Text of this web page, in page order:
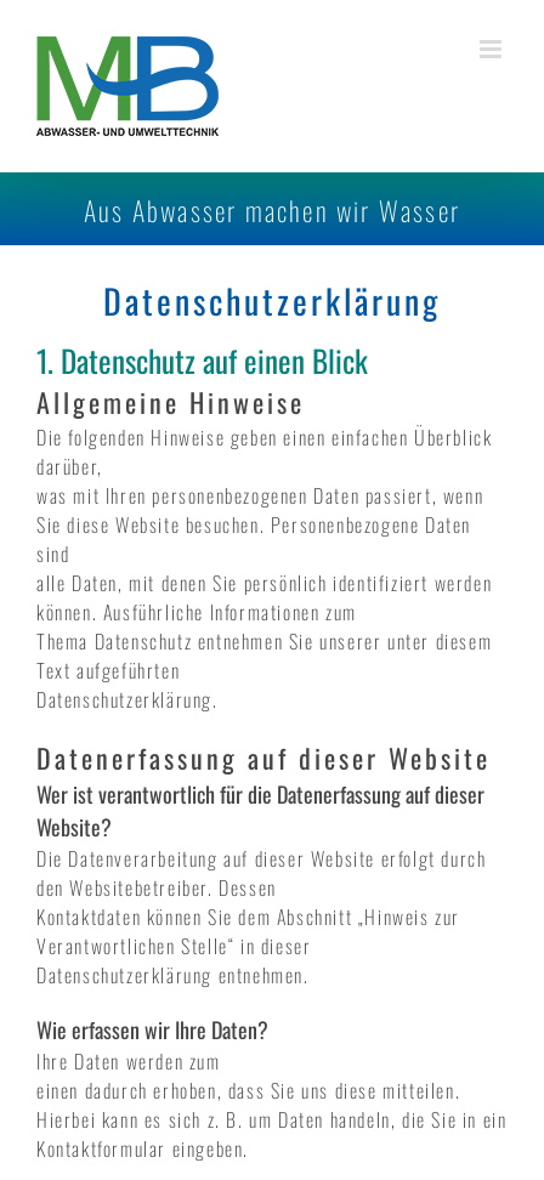
Inhalt
springen
Aus Abwasser machen wir Wasser
Datenschutzerklärung
1. Datenschutz auf einen Blick
Allgemeine Hinweise
Die folgenden Hinweise geben einen einfachen Überblick
darüber,
was mit Ihren personenbezogenen Daten passiert, wenn
Sie diese Website besuchen. Personenbezogene Daten
sind
alle Daten, mit denen Sie persönlich identifiziert werden
können. Ausführliche Informationen zum
Thema Datenschutz entnehmen Sie unserer unter diesem
Text aufgeführten
Datenschutzerklärung.
Datenerfassung auf dieser Website
Wer ist verantwortlich für die Datenerfassung auf dieser
Website?
Die Datenverarbeitung auf dieser Website erfolgt durch
den Websitebetreiber. Dessen
Kontaktdaten können Sie dem Abschnitt „Hinweis zur
Verantwortlichen Stelle“ in dieser
Datenschutzerklärung entnehmen.
Wie erfassen wir Ihre Daten?
Ihre Daten werden zum
einen dadurch erhoben, dass Sie uns diese mitteilen.
Hierbei kann es sich z. B. um Daten handeln, die Sie in ein
Kontaktformular eingeben.